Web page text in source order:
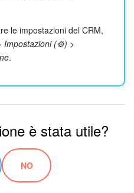
le impostazioni del CRM,
Impostazioni (⚙️) >
.
è stata utile?
NO